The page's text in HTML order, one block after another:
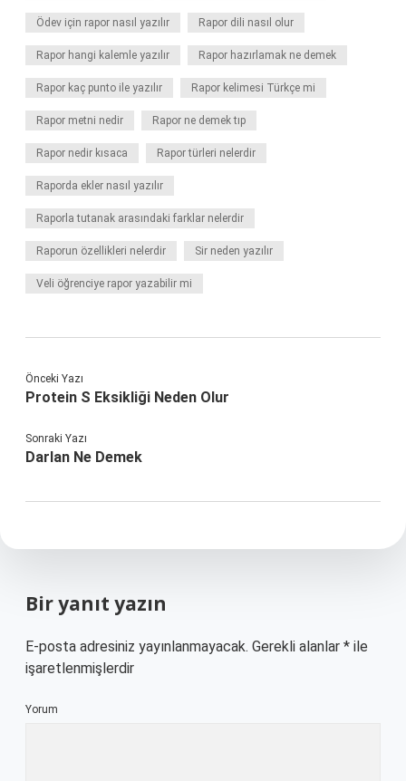
Ödev için rapor nasıl yazılır Rapor dili nasıl olur
Rapor hangi kalemle yazılır Rapor hazırlamak ne demek
Rapor kaç punto ile yazılır Rapor kelimesi Türkçe mi
Rapor metni nedir Rapor ne demek tıp
Rapor nedir kısaca Rapor türleri nelerdir
Raporda ekler nasıl yazılır
Raporla tutanak arasındaki farklar nelerdir
Raporun özellikleri nelerdir Sir neden yazılır
Veli öğrenciye rapor yazabilir mi
Önceki Yazı
Protein S Eksikliği Neden Olur
Sonraki Yazı
Darlan Ne Demek
Bir yanıt yazın
E-posta adresiniz yayınlanmayacak. Gerekli alanlar * ile
işaretlenmişlerdir
Yorum